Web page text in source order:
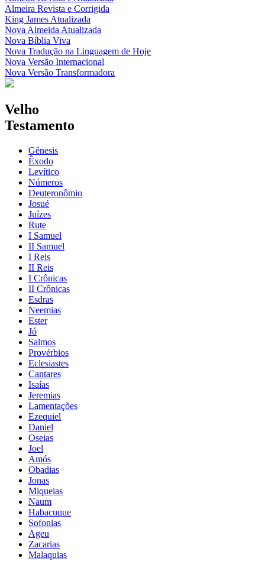
Almeira Revista e Corrigida
King James Atualizada
Nova Almeida Atualizada
Nova Bíblia Viva
Nova Tradução na Linguagem de Hoje
Nova Versão Internacional
Nova Versão Transformadora
Velho
Testamento
Gênesis
Êxodo
Levítico
Números
Deuteronômio
Josué
Juízes
Rute
I Samuel
II Samuel
I Reis
II Reis
I Crônicas
II Crônicas
Esdras
Neemias
Ester
Jó
Salmos
Provérbios
Eclesiastes
Cantares
Isaías
Jeremias
Lamentações
Ezequiel
Daniel
Oseias
Joel
Amós
Obadias
Jonas
Miqueias
Naum
Habacuque
Sofonias
Ageu
Zacarias
Malaquias